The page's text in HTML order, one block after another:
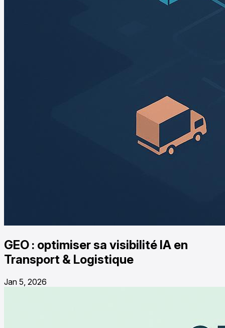
GEO : optimiser sa visibilité IA en
Transport & Logistique
Jan 5, 2026